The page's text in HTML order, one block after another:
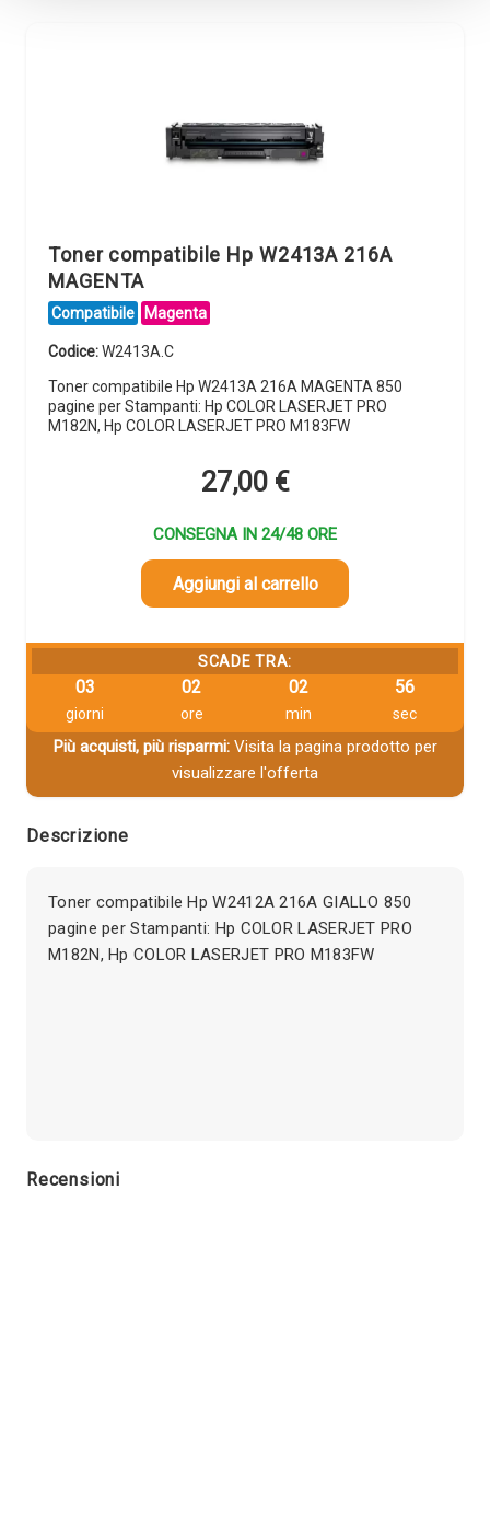
Toner compatibile Hp W2413A 216A
MAGENTA
Compatibile Magenta
Codice:W2413A.C
Toner compatibile Hp W2413A 216A MAGENTA 850
pagine per Stampanti: Hp COLOR LASERJET PRO
M182N, Hp COLOR LASERJET PRO M183FW
27,00 €
CONSEGNA IN 24/48 ORE
Aggiungi al carrello
SCADE TRA:
03
giorni
02
ore
02
min
55
sec
Più acquisti, più risparmi:Visita la pagina prodotto per
visualizzare l'offerta
Descrizione
Toner compatibile Hp W2412A 216A GIALLO 850
pagine per Stampanti: Hp COLOR LASERJET PRO
M182N, Hp COLOR LASERJET PRO M183FW
Recensioni